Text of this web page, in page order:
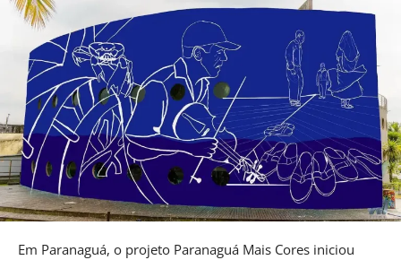
Em Paranaguá, o projeto Paranaguá Mais Cores iniciou